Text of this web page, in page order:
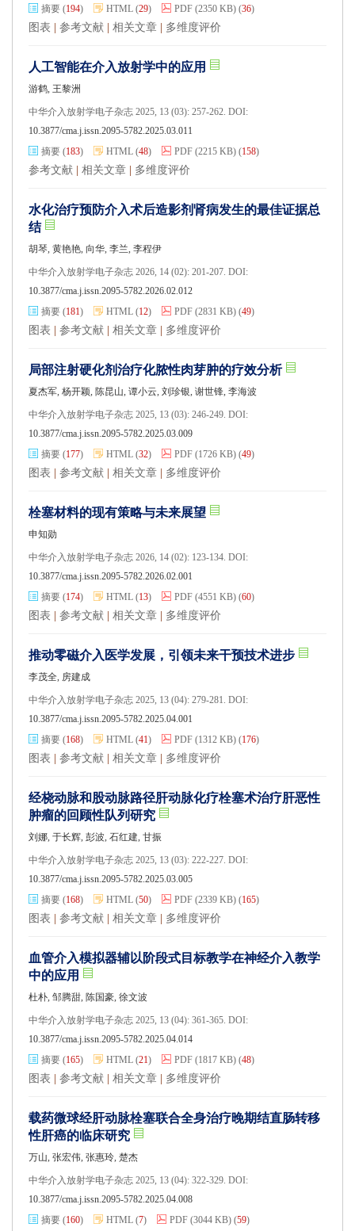
摘要 (194) HTML (29) PDF (2350 KB) (36)
图表 参考文献 相关文章 多维度评价
人工智能在介入放射学中的应用
游鹤, 王黎洲
中华介入放射学电子杂志 2025, 13 (03): 257-262. DOI:
10.3877/cma.j.issn.2095-5782.2025.03.011
摘要 (183) HTML (48) PDF (2215 KB) (158)
参考文献 相关文章 多维度评价
水化治疗预防介入术后造影剂肾病发生的最佳证据总
结
胡琴, 黄艳艳, 向华, 李兰, 李程伊
中华介入放射学电子杂志 2026, 14 (02): 201-207. DOI:
10.3877/cma.j.issn.2095-5782.2026.02.012
摘要 (181) HTML (12) PDF (2831 KB) (49)
图表 参考文献 相关文章 多维度评价
局部注射硬化剂治疗化脓性肉芽肿的疗效分析
夏杰军, 杨开颖, 陈昆山, 谭小云, 刘珍银, 谢世锋, 李海波
中华介入放射学电子杂志 2025, 13 (03): 246-249. DOI:
10.3877/cma.j.issn.2095-5782.2025.03.009
摘要 (177) HTML (32) PDF (1726 KB) (49)
图表 参考文献 相关文章 多维度评价
栓塞材料的现有策略与未来展望
申知勋
中华介入放射学电子杂志 2026, 14 (02): 123-134. DOI:
10.3877/cma.j.issn.2095-5782.2026.02.001
摘要 (174) HTML (13) PDF (4551 KB) (60)
图表 参考文献 相关文章 多维度评价
推动零磁介入医学发展，引领未来干预技术进步
李茂全, 房建成
中华介入放射学电子杂志 2025, 13 (04): 279-281. DOI:
10.3877/cma.j.issn.2095-5782.2025.04.001
摘要 (168) HTML (41) PDF (1312 KB) (176)
图表 参考文献 相关文章 多维度评价
经桡动脉和股动脉路径肝动脉化疗栓塞术治疗肝恶性
肿瘤的回顾性队列研究
刘娜, 于长辉, 彭波, 石红建, 甘振
中华介入放射学电子杂志 2025, 13 (03): 222-227. DOI:
10.3877/cma.j.issn.2095-5782.2025.03.005
摘要 (168) HTML (50) PDF (2339 KB) (165)
图表 参考文献 相关文章 多维度评价
血管介入模拟器辅以阶段式目标教学在神经介入教学
中的应用
杜朴, 邹腾甜, 陈国豪, 徐文波
中华介入放射学电子杂志 2025, 13 (04): 361-365. DOI:
10.3877/cma.j.issn.2095-5782.2025.04.014
摘要 (165) HTML (21) PDF (1817 KB) (48)
图表 参考文献 相关文章 多维度评价
载药微球经肝动脉栓塞联合全身治疗晚期结直肠转移
性肝癌的临床研究
万山, 张宏伟, 张惠玲, 楚杰
中华介入放射学电子杂志 2025, 13 (04): 322-329. DOI:
10.3877/cma.j.issn.2095-5782.2025.04.008
摘要 (160) HTML (7) PDF (3044 KB) (59)